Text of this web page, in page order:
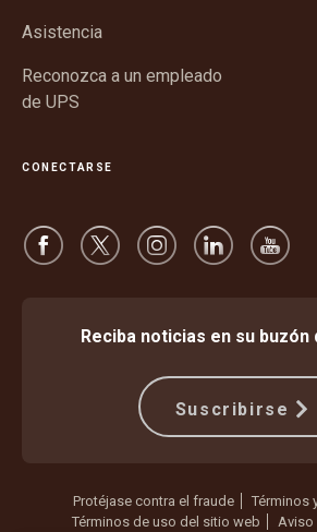
Asistencia
Reconozca a un empleado
de UPS
CONECTARSE
Reciba noticias en su buzón
Suscribirse
Protéjase contra el fraude
Términos
Términos de uso del sitio web
Aviso